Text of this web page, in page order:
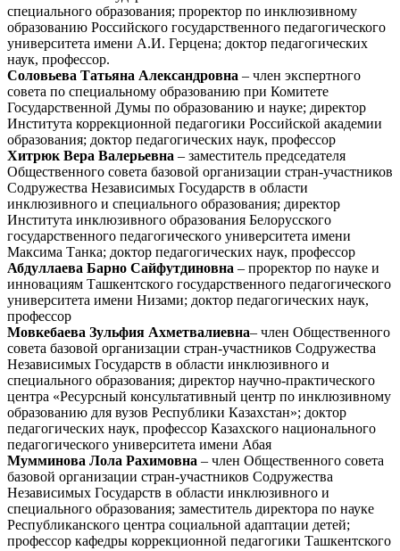
специального образования; проректор по инклюзивному
образованию Российского государственного педагогического
университета имени А.И. Герцена; доктор педагогических
наук, профессор.
Соловьева Татьяна Александровна – член экспертного
совета по специальному образованию при Комитете
Государственной Думы по образованию и науке; директор
Института коррекционной педагогики Российской академии
образования; доктор педагогических наук, профессор
Хитрюк Вера Валерьевна – заместитель председателя
Общественного совета базовой организации стран-участников
Содружества Независимых Государств в области
инклюзивного и специального образования; директор
Института инклюзивного образования Белорусского
государственного педагогического университета имени
Максима Танка; доктор педагогических наук, профессор
Абдуллаева Барно Сайфутдиновна – проректор по науке и
инновациям Ташкентского государственного педагогического
университета имени Низами; доктор педагогических наук,
профессор
Мовкебаева Зульфия Ахметвалиевна– член Общественного
совета базовой организации стран-участников Содружества
Независимых Государств в области инклюзивного и
специального образования; директор научно-практического
центра «Ресурсный консультативный центр по инклюзивному
образованию для вузов Республики Казахстан»; доктор
педагогических наук, профессор Казахского национального
педагогического университета имени Абая
Мумминова Лола Рахимовна – член Общественного совета
базовой организации стран-участников Содружества
Независимых Государств в области инклюзивного и
специального образования; заместитель директора по науке
Республиканского центра социальной адаптации детей;
профессор кафедры коррекционной педагогики Ташкентского